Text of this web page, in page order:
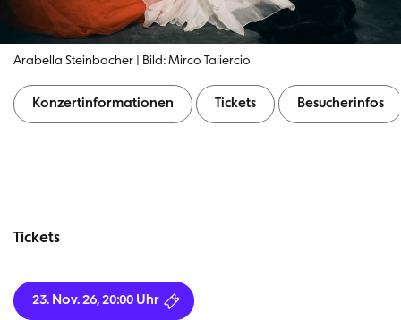
Arabella Steinbacher | Bild: Mirco Taliercio
Konzertinformationen Tickets Besucherinfos
Tickets
23. Nov. 26, 20:00 Uhr